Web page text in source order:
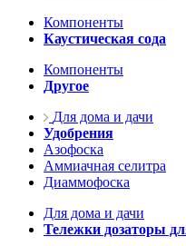
Компоненты
Каустическая сода
Компоненты
Другое
Для дома и дачи
Удобрения
Азофоска
Аммиачная селитра
Диаммофоска
Для дома и дачи
Тележки дозаторы